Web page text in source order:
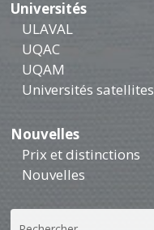
Universités
ULAVAL
UQAC
UQAM
Universités satellites
Nouvelles
Prix et distinctions
Nouvelles